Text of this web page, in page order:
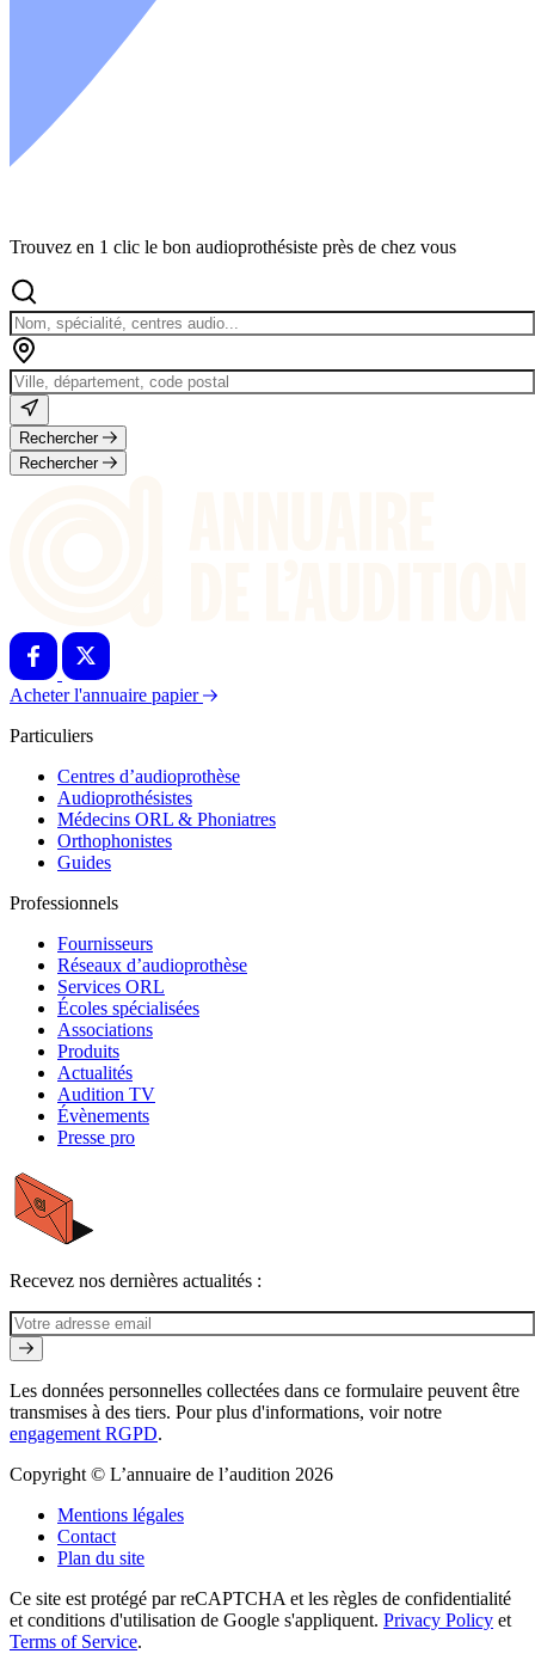
Trouvez en 1 clic le bon audioprothésiste près de chez vous
Rechercher
Rechercher
Acheter l'annuaire papier
Particuliers
Centres d’audioprothèse
Audioprothésistes
Médecins ORL & Phoniatres
Orthophonistes
Guides
Professionnels
Fournisseurs
Réseaux d’audioprothèse
Services ORL
Écoles spécialisées
Associations
Produits
Actualités
Audition TV
Évènements
Presse pro
Recevez nos dernières actualités :
Les données personnelles collectées dans ce formulaire peuvent être
transmises à des tiers. Pour plus d'informations, voir notre
engagement RGPD.
Copyright © L’annuaire de l’audition 2026
Mentions légales
Contact
Plan du site
Ce site est protégé par reCAPTCHA et les règles de confidentialité
et conditions d'utilisation de Google s'appliquent. Privacy Policy et
Terms of Service.